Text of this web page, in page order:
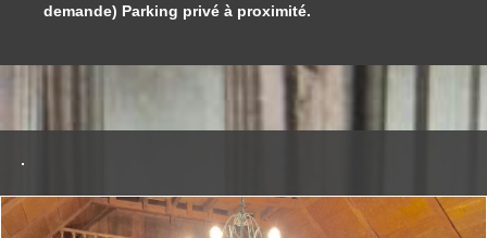
demande) Parking privé à proximité.